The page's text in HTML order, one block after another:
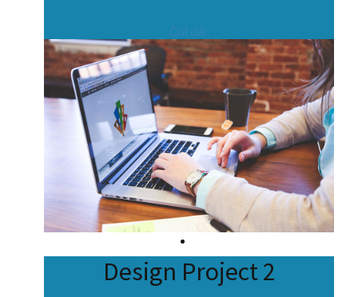
Číst dál:
Design Project 2